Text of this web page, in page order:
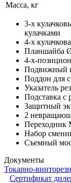
Масса, кг
3-х
кулачками
4-х
Планшайба
4-х-
Подвижный
Поддон для
Указатель
Подставка с
Защитный
2
Набор
Съемный
Документы
Токарно-
Сертификат